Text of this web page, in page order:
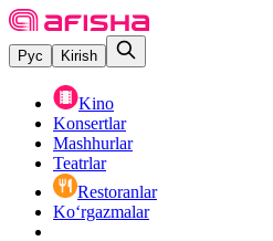
Рус Kirish
Kino
Konsertlar
Mashhurlar
Teatrlar
Restoranlar
Ko‘rgazmalar